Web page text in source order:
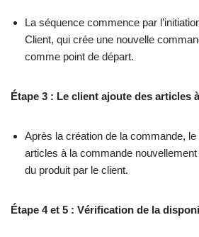
La séquence commence par
Client, qui crée une nouvelle
comme point de départ.
Étape 3 : Le client ajoute des articles
Après la création de la commande, le
articles à la commande
du produit par le client.
Étape 4 et 5 : Vérification de la